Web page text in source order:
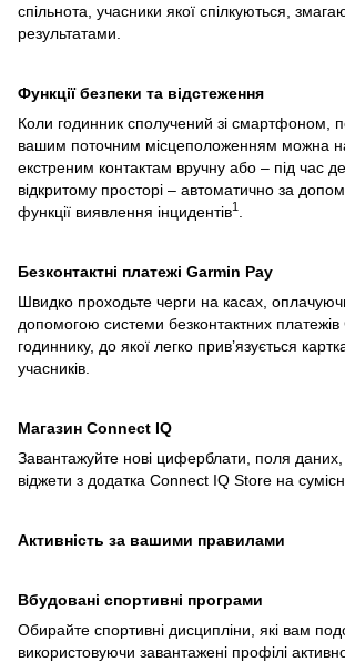
спільнота, учасники якої спілкуються,
результатами.
Функції безпеки та відстеження
Коли годинник сполучений зі смартфоном,
вашим поточним місцеположенням можна
екстреним контактам вручну або – під час
відкритому просторі – автоматично за
функції виявлення інцидентів1
Безконтактні платежі Garmin Pay
Швидко проходьте черги на касах,
допомогою системи безконтактних
годиннику, до якої легко прив’язується
учасників.
Магазин Сonnect IQ
Завантажуйте нові циферблати, поля
віджети з додатка Connect IQ Store на
Активність за вашими правилами
Вбудовані спортивні програми
Обирайте спортивні дисципліни, які вам
використовуючи завантажені профілі